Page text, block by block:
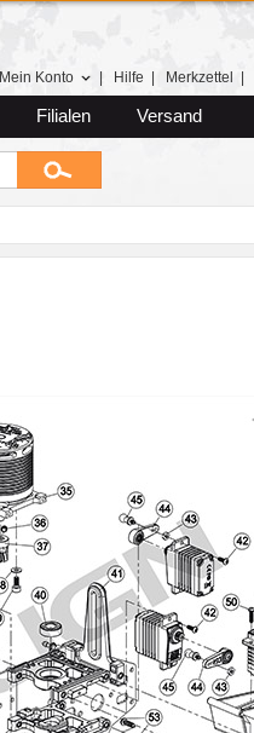
Mein Konto Hilfe Merkzettel
Filialen Versand